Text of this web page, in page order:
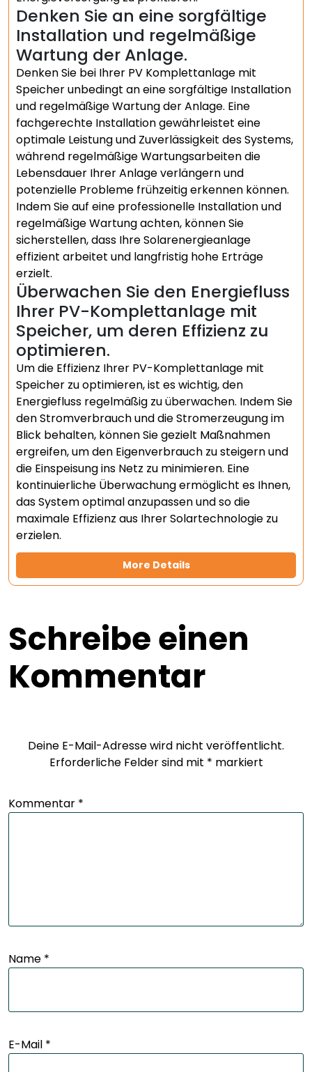
Denken Sie an eine sorgfältige
Installation und regelmäßige
Wartung der Anlage.
Denken Sie bei Ihrer PV Komplettanlage mit
Speicher unbedingt an eine sorgfältige Installation
und regelmäßige Wartung der Anlage. Eine
fachgerechte Installation gewährleistet eine
optimale Leistung und Zuverlässigkeit des Systems,
während regelmäßige Wartungsarbeiten die
Lebensdauer Ihrer Anlage verlängern und
potenzielle Probleme frühzeitig erkennen können.
Indem Sie auf eine professionelle Installation und
regelmäßige Wartung achten, können Sie
sicherstellen, dass Ihre Solarenergieanlage
effizient arbeitet und langfristig hohe Erträge
erzielt.
Überwachen Sie den Energiefluss
Ihrer PV-Komplettanlage mit
Speicher, um deren Effizienz zu
optimieren.
Um die Effizienz Ihrer PV-Komplettanlage mit
Speicher zu optimieren, ist es wichtig, den
Energiefluss regelmäßig zu überwachen. Indem Sie
den Stromverbrauch und die Stromerzeugung im
Blick behalten, können Sie gezielt Maßnahmen
ergreifen, um den Eigenverbrauch zu steigern und
die Einspeisung ins Netz zu minimieren. Eine
kontinuierliche Überwachung ermöglicht es Ihnen,
das System optimal anzupassen und so die
maximale Effizienz aus Ihrer Solartechnologie zu
erzielen.
More Details
Schreibe einen
Kommentar
Deine E-Mail-Adresse wird nicht veröffentlicht.
Erforderliche Felder sind mit * markiert
Kommentar *
Name *
E-Mail *